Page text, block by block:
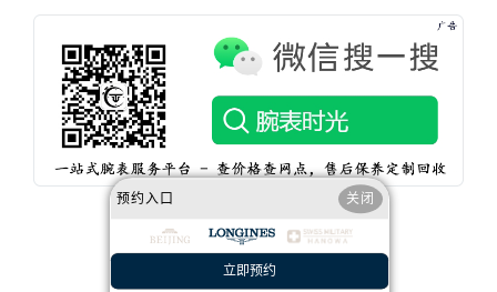
内蒙古自治区乌兰察布市集宁区恩和大街浪琴售后服务中心（需提前预约）
赞一下 去提问
预约入口 关闭
立即预约